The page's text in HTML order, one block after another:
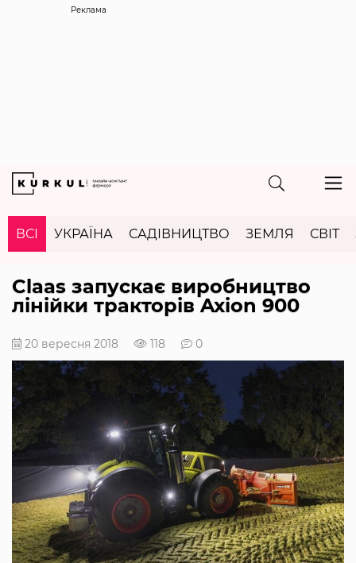
Реклама
ВСІ УКРАЇНА САДІВНИЦТВО ЗЕМЛЯ СВІТ
Claas запускає виробництво
лінійки тракторів Axion 900
20 вересня 2018 118 0